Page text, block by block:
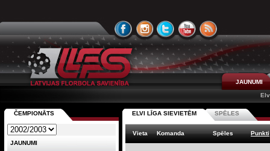
JAUNUMI
ELVI LĪGA SIEVIETĒM SPĒLES
Vieta Komanda Spēles Punkti
ČEMPIONĀTS
JAUNUMI